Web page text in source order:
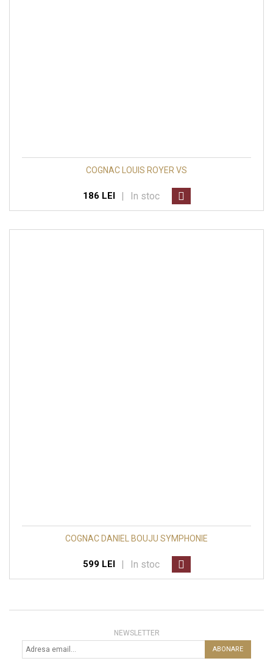
COGNAC LOUIS ROYER VS
186 LEI | In stoc
COGNAC DANIEL BOUJU SYMPHONIE
599 LEI | In stoc
NEWSLETTER
ABONARE